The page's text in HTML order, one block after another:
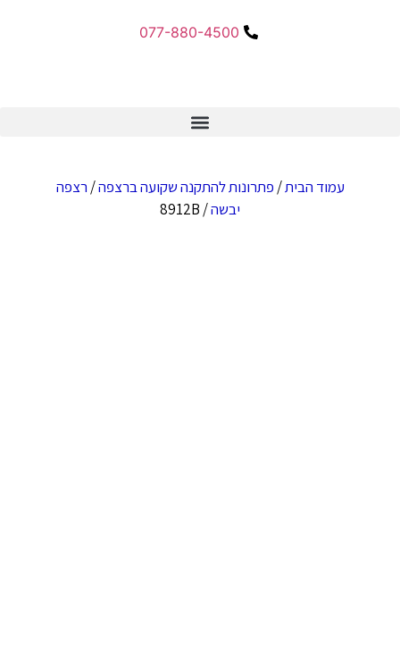
077-880-4500
עמוד הבית/ פתרונות להתקנה שקועה ברצפה/ רצפה
יבשה/ 8912B